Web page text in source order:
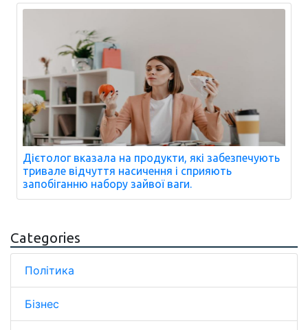
Дієтолог вказала на продукти, які забезпечують
тривале відчуття насичення і сприяють
запобіганню набору зайвої ваги.
Categories
Політика
Бізнес